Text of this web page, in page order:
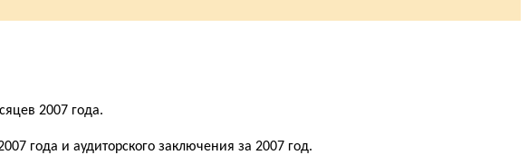
2007 года.
года и аудиторского заключения за 2007 год.